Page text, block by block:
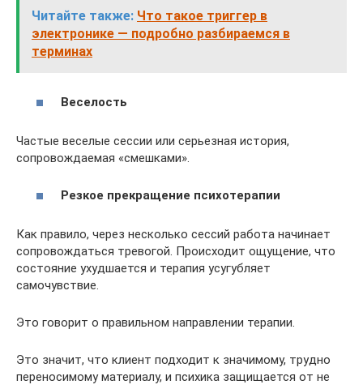
Читайте также: Что такое триггер в
электронике — подробно разбираемся в
терминах
Веселость
Частые веселые сессии или серьезная история,
сопровождаемая «смешками».
Резкое прекращение психотерапии
Как правило, через несколько сессий работа начинает
сопровождаться тревогой. Происходит ощущение, что
состояние ухудшается и терапия усугубляет
самочувствие.
Это говорит о правильном направлении терапии.
Это значит, что клиент подходит к значимому, трудно
переносимому материалу, и психика защищается от не